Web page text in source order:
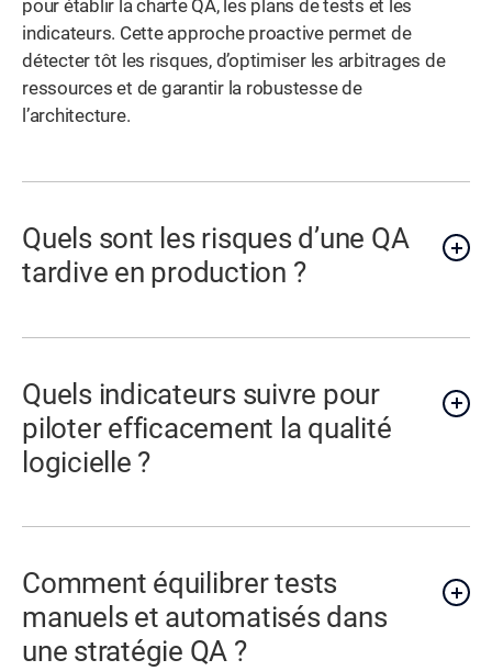
pour établir la charte QA, les plans de tests et les
indicateurs. Cette approche proactive permet de
détecter tôt les risques, d’optimiser les arbitrages de
ressources et de garantir la robustesse de
l’architecture.
Quels sont les risques d’une QA
tardive en production ?
Quels indicateurs suivre pour
piloter efficacement la qualité
logicielle ?
Comment équilibrer tests
manuels et automatisés dans
une stratégie QA ?